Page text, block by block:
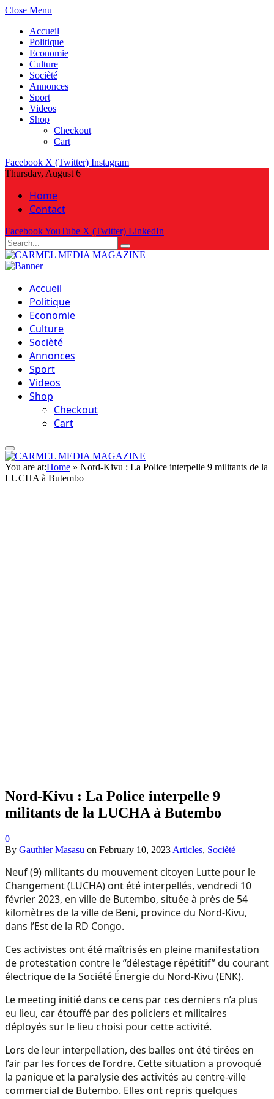
Close Menu
Accueil
Politique
Economie
Culture
Socièté
Annonces
Sport
Videos
Shop
Checkout
Cart
Facebook X (Twitter) Instagram
Thursday, August 6
Home
Contact
FacebookYouTube X (Twitter) LinkedIn
Accueil
Politique
Economie
Culture
Socièté
Annonces
Sport
Videos
Shop
Checkout
Cart
You are at:Home » Nord-Kivu : La Police interpelle 9 militants de la
LUCHA à Butembo
Nord-Kivu : La Police interpelle 9
militants de la LUCHA à Butembo
0
By Gauthier Masasu on February 10, 2023 Articles, Socièté
Neuf (9) militants du mouvement citoyen Lutte pour le
Changement (LUCHA) ont été interpellés, vendredi 10
février 2023, en ville de Butembo, située à près de 54
kilomètres de la ville de Beni, province du Nord-Kivu,
dans l’Est de la RD Congo.
Ces activistes ont été maîtrisés en pleine manifestation
de protestation contre le “délestage répétitif” du courant
électrique de la Société Énergie du Nord-Kivu (ENK).
Le meeting initié dans ce cens par ces derniers n’a plus
eu lieu, car étouffé par des policiers et militaires
déployés sur le lieu choisi pour cette activité.
Lors de leur interpellation, des balles ont été tirées en
l’air par les forces de l’ordre. Cette situation a provoqué
la panique et la paralysie des activités au centre-ville
commercial de Butembo. Elles ont repris quelques